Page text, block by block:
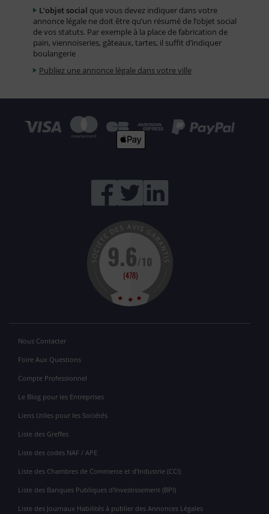
L’objet social que vous devez indiquer dans votre
annonce légale ne doit être qu’un résumé de l’objet social
de vos statuts. Par exemple à la place de fabrication de
pain, viennoiseries, gâteaux, tartes, il suffit d’indiquer
boulangerie
Publiez une annonce légale dans votre ville
Nous Contacter
Foire Aux Questions
Compte Professionnel
Le Blog pour les Entreprises
Liens Utiles pour les Sociétés
Liste des Greffes
Liste des codes NAF / APE
Liste des Chambres de Commerce et d'Industrie (CCI)
Liste des Banques Publiques d'Investissement (BPI)
Liste des Journaux Habilités à publier des Annonces Légales